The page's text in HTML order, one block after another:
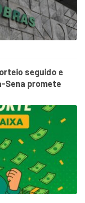
seguido e
Sena promete